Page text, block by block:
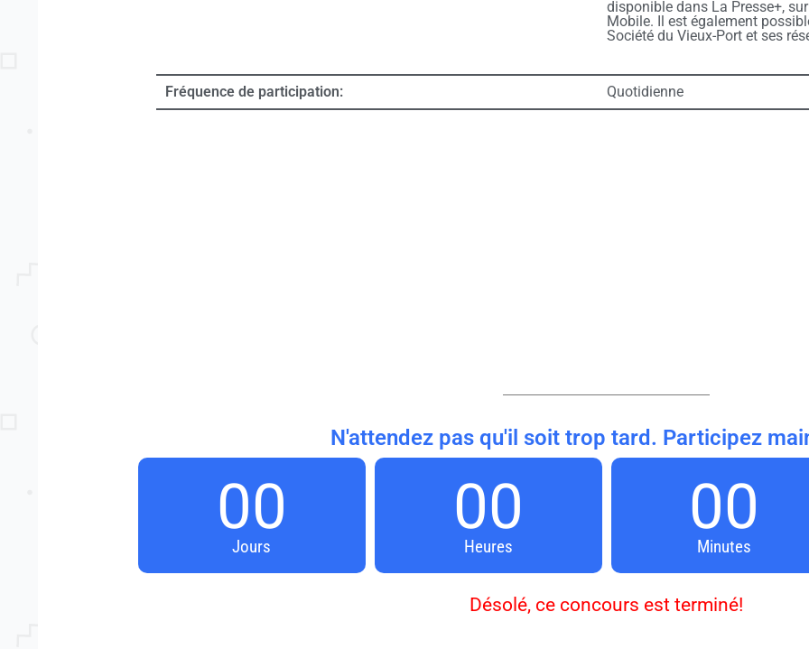
disponible dans La Presse+,
Mobile. Il est également
Société du Vieux-Port et ses
Fréquence de participation: Quotidienne
N'attendez pas qu'il soit trop tard. Participez
00
Jours
00
Heures
00
Minutes
Désolé, ce concours est terminé!